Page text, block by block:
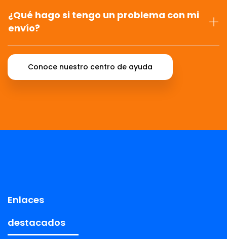
¿Qué hago si tengo un problema con mi
envío?
Conoce nuestro centro de ayuda
Enlaces
destacados